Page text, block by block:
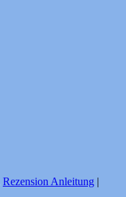
Rezension Anleitung |